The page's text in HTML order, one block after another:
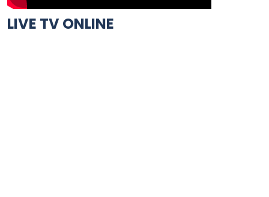
LIVE TV ONLINE